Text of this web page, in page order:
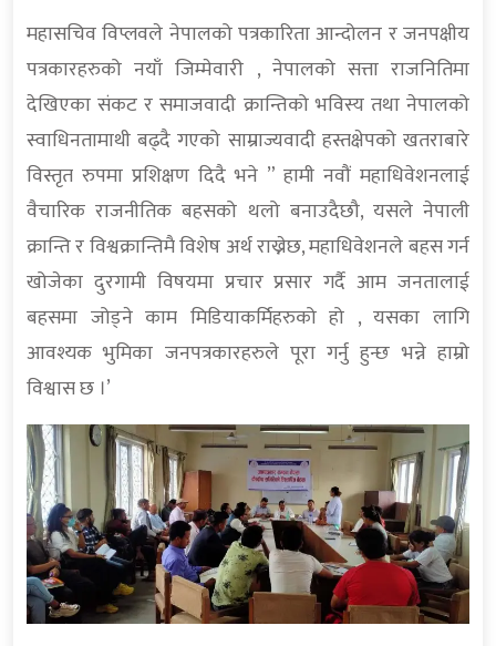
महासचिव विप्लवले नेपालको पत्रकारिता आन्दोलन र जनपक्षीय
पत्रकारहरुको नयाँ जिम्मेवारी , नेपालको सत्ता राजनितिमा
देखिएका संकट र समाजवादी क्रान्तिको भविस्य तथा नेपालको
स्वाधिनतामाथी बढ्दै गएको साम्राज्यवादी हस्तक्षेपको खतराबारे
विस्तृत रुपमा प्रशिक्षण दिदै भने ” हामी नवौं महाधिवेशनलाई
वैचारिक राजनीतिक बहसको थलो बनाउदैछौ, यसले नेपाली
क्रान्ति र विश्वक्रान्तिमै विशेष अर्थ राख्नेछ, महाधिवेशनले बहस गर्न
खोजेका दुरगामी विषयमा प्रचार प्रसार गर्दै आम जनतालाई
बहसमा जोड्ने काम मिडियाकर्मिहरुको हो , यसका लागि
आवश्यक भुमिका जनपत्रकारहरुले पूरा गर्नु हुन्छ भन्ने हाम्रो
विश्वास छ ।’